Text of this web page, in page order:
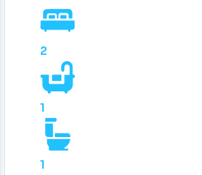
2
1
1